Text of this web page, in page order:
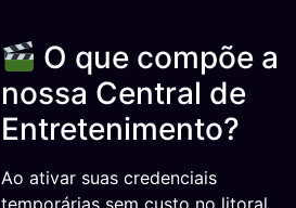
O que compõe a
nossa Central de
Entretenimento?
Ao ativar suas credenciais
temporárias sem custo no litoral